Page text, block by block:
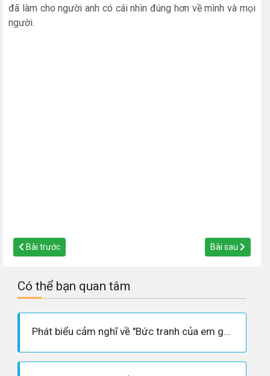
đã làm cho người anh có cái nhìn đúng hơn về mình và mọi
người.
Bài trước Bài sau
Có thể bạn quan tâm
Phát biểu cảm nghĩ về "Bức tranh của em gái tôi"